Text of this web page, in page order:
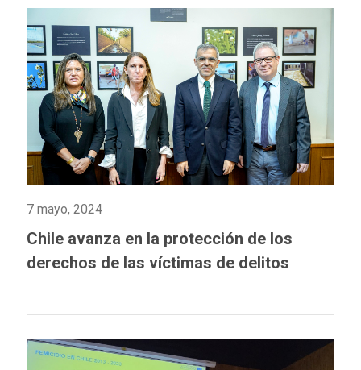
7 mayo, 2024
Chile avanza en la protección de los
derechos de las víctimas de delitos